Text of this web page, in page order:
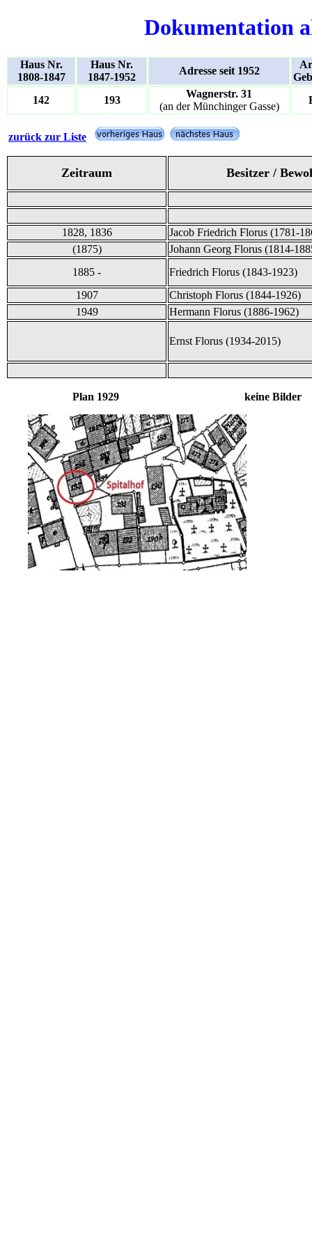
Dokumentation
Haus Nr.
1808-1847
Haus Nr.
1847-1952
Adresse seit 1952
142
193
Wagnerstr. 31
(an der Münchinger Gasse)
zurück zur Liste
Zeitraum Besitzer /
1828, 1836
Jacob Friedrich Florus (1781-
(1875)
Johann Georg Florus (1814-
1885 -
Friedrich Florus (1843-1923)
1907
Christoph Florus (1844-1926)
1949
Hermann Florus (1886-1962)
Ernst Florus (1934-2015)
Plan 1929 keine Bilder